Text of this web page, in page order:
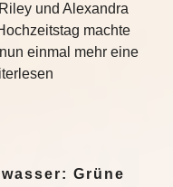
und Alexandra
machte
einmal mehr eine
Grüne